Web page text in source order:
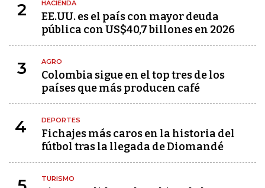
2 HACIENDA
EE.UU. es el país con mayor deuda
pública con US$40,7 billones en 2026
3 AGRO
Colombia sigue en el top tres de los
países que más producen café
4 DEPORTES
Fichajes más caros en la historia del
fútbol tras la llegada de Diomandé
TURISMO